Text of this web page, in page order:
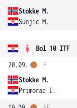
Stokke M.
Sunjic M.
Bol 10 ITF
20.09.
Stokke M.
Primorac I.
F